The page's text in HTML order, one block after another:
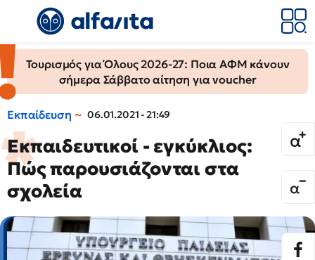
Τουρισμός για Όλους 2026-27: Ποια ΑΦΜ κάνουν
σήμερα Σάββατο αίτηση για voucher
Εκπαίδευση 06.01.2021 - 21:49
Εκπαιδευτικοί - εγκύκλιος:
Πώς παρουσιάζονται στα
σχολεία